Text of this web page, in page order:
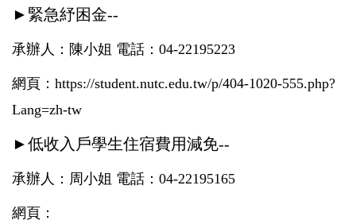
► 緊急紓困金--
承辦人：陳小姐 電話：04-22195223
網頁： https://student.nutc.edu.tw/p/404-1020-555.php?
Lang=zh-tw
►低收入戶學生住宿費用減免--
承辦人：周小姐 電話：04-22195165
網頁：